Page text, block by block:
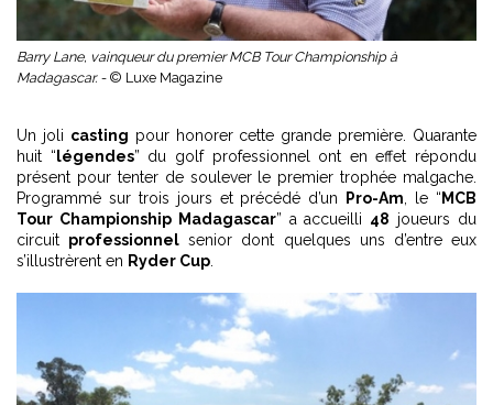
Barry Lane, vainqueur du premier MCB Tour Championship à
Madagascar. - © Luxe Magazine
Un joli casting pour honorer cette grande première. Quarante
huit “ légendes” du golf professionnel ont en effet répondu
présent pour tenter de soulever le premier trophée malgache.
Programmé sur trois jours et précédé d’un
Pro-Am , le “ MCB
Tour Championship Madagascar” a accueilli 48 joueurs du
circuit professionnel senior dont quelques uns d’entre eux
s’illustrèrent en Ryder Cup